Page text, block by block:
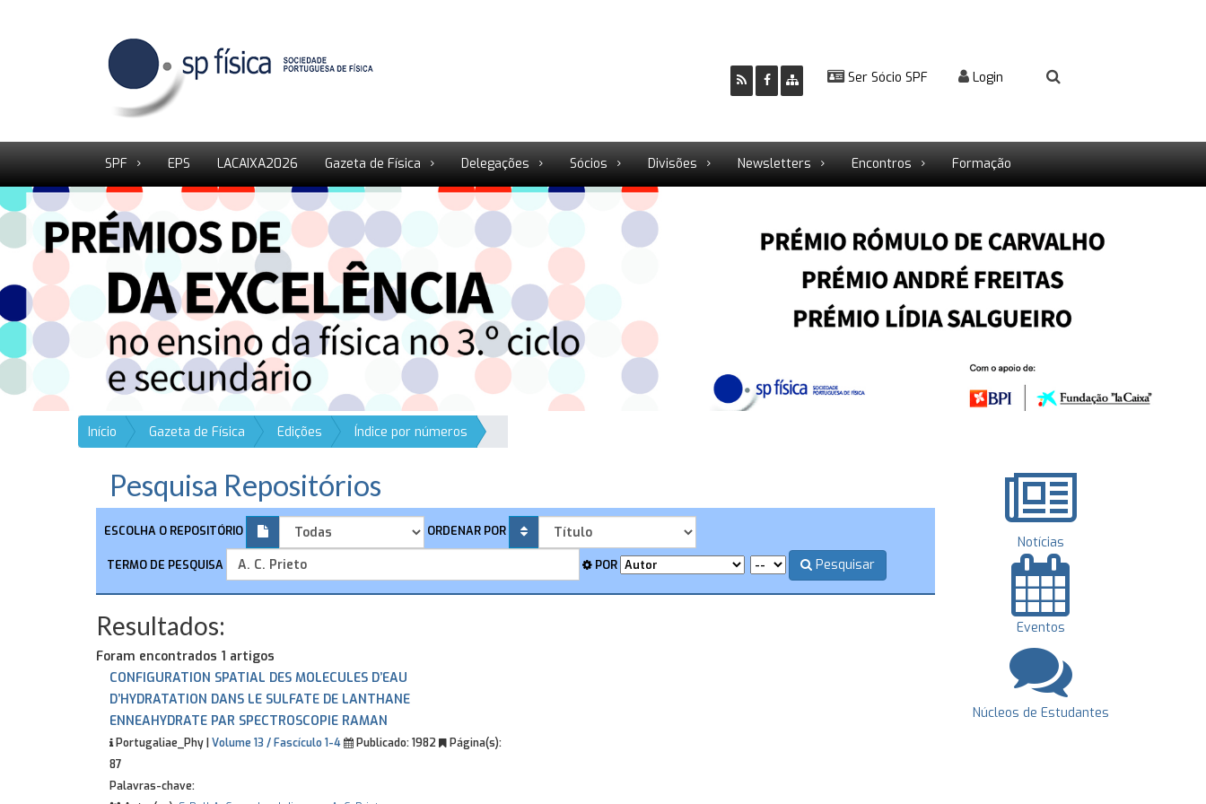
Ser Sócio SPF Login
SPF EPS LACAIXA2026 Gazeta de Física Delegações Sócios Divisões Newsletters Encontros Formação
Início Gazeta de Física Edições Índice por números
Pesquisa Repositórios
ESCOLHA O REPOSITÓRIO ORDENAR POR
TERMO DE PESQUISA POR Pesquisar
Resultados:
Foram encontrados 1 artigos
CONFIGURATION SPATIAL DES MOLECULES D’EAU
D’HYDRATATION DANS LE SULFATE DE LANTHANE
ENNEAHYDRATE PAR SPECTROSCOPIE RAMAN
Portugaliae_Phy | Volume 13 / Fascículo 1-4 Publicado:1982
Página(s):
87
Palavras-chave:
Notícias
Eventos
Núcleos de Estudantes